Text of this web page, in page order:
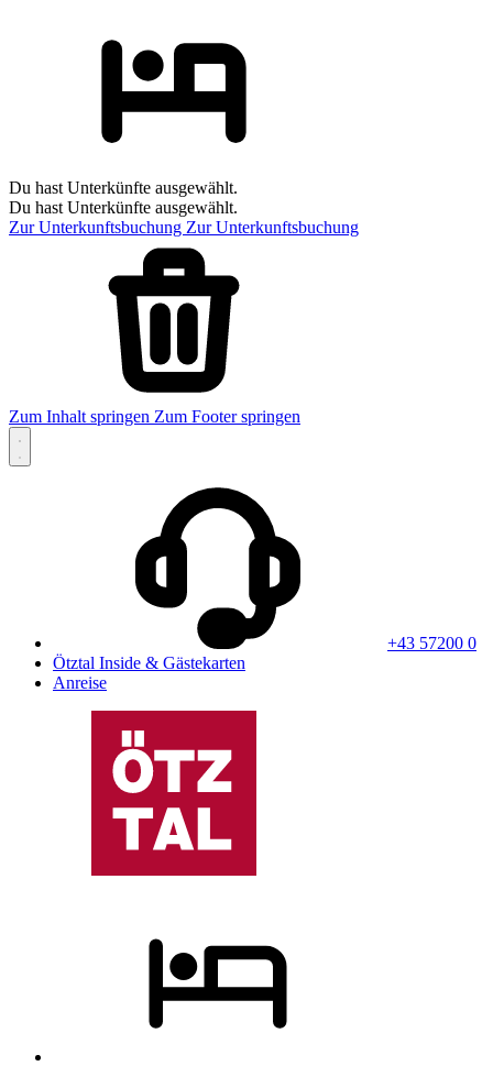
Du hast Unterkünfte ausgewählt.
Du hast Unterkünfte ausgewählt.
Zur Unterkunftsbuchung Zur Unterkunftsbuchung
Zum Inhalt springen Zum Footer springen
+43 57200 0
Ötztal Inside & Gästekarten
Anreise